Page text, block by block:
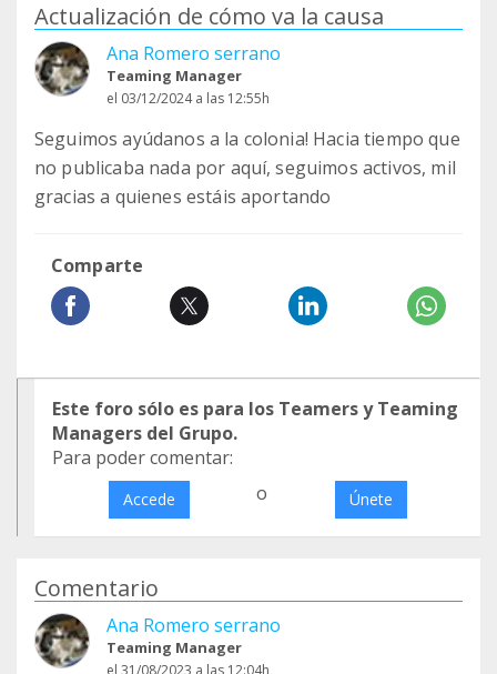
Actualización de cómo va la causa
Ana Romero serrano
Teaming Manager
el 03/12/2024 a las 12:55h
Seguimos ayúdanos a la colonia! Hacia tiempo que
no publicaba nada por aquí, seguimos activos, mil
gracias a quienes estáis aportando
Comparte
Este foro sólo es para los Teamers y Teaming
Managers del Grupo.
Para poder comentar:
Accede o Únete
Comentario
Ana Romero serrano
Teaming Manager
el 31/08/2023 a las 12:04h